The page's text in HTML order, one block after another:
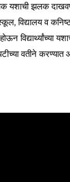
यशाची झलक
विद्यालय व
विद्यार्थ्यांच्या
वतीने करण्यात